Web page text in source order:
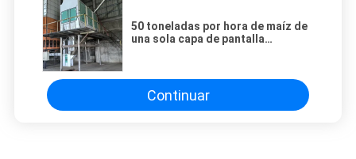
50 toneladas por hora de maíz de
una sola capa de pantalla
Continuar